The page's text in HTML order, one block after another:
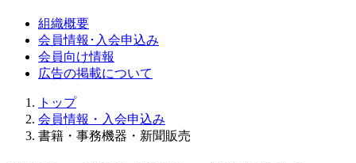
組織概要
会員情報･入会申込み
会員向け情報
広告の掲載について
トップ
会員情報・入会申込み
書籍・事務機器・新聞販売